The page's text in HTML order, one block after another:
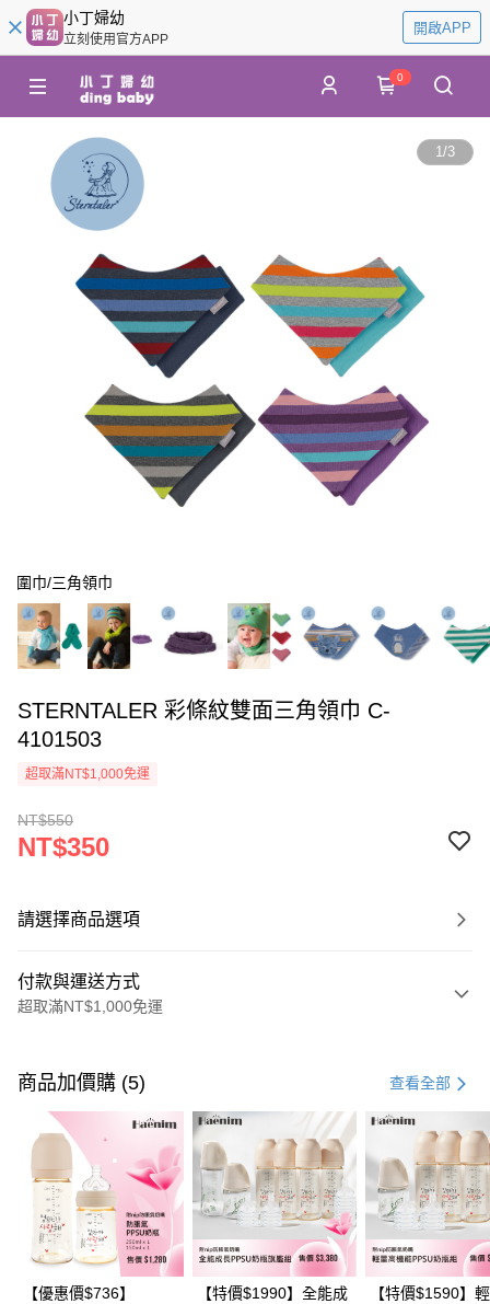
小丁婦幼
立刻使用官方APP
開啟APP
0
1/3
圍巾/三角領巾
STERNTALER 彩條紋雙面三角領巾 C-
4101503
超取滿NT$1,000免運
NT$550
NT$350
請選擇商品選項
付款與運送方式
超取滿NT$1,000免運
信用卡一次付款
信用卡分期付款
3 期 0 利率 每期 NT$116 21家銀行
合作金庫商業銀行
第一商業銀行
華南商業銀行
彰化商業銀行
上海商業儲蓄銀行
台北富邦商業銀行
國泰世華商業銀行
兆豐國際商業銀行
臺灣中小企業銀行
台中商業銀行
6 期 0 利率 每期NT$58 21家銀行
合作金庫商業銀行
第一商業銀行
華南商業銀行
彰化商業銀行
上海商業儲蓄銀行
台北富邦商業銀行
國泰世華商業銀行
兆豐國際商業銀行
超商取貨付款
LINE Pay
商品加價購 (5) 查看全部
【優惠價$736】
【特價$1990】全能成
【特價$1590】